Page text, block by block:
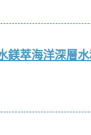
鎂萃海洋深層